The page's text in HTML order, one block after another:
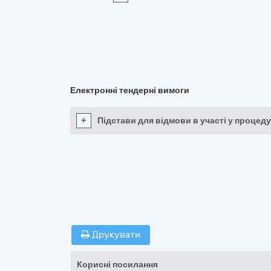
Електронні тендерні вимоги
+ Підстави для відмови в участі у
Друкувати
Корисні посилання